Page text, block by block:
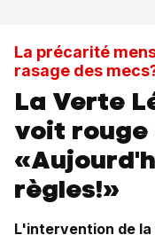
La précarité
rasage des
La Verte
voit rouge
règles!»
L'intervention de